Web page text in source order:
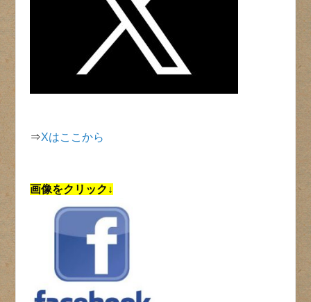
⇒Xはここから
画像をクリック↓